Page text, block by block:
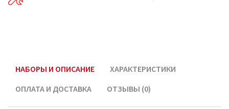
НАБОРЫ И ОПИСАНИЕ
ХАРАКТЕРИСТИКИ
ОПЛАТА И ДОСТАВКА
ОТЗЫВЫ (0)